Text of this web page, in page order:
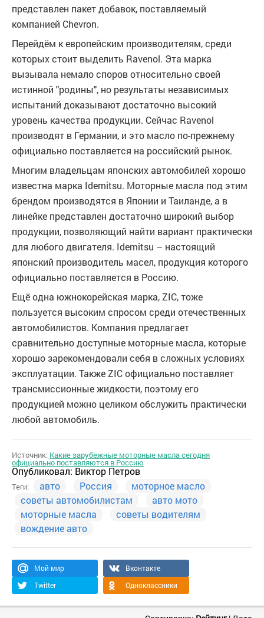
представлен пакет добавок, поставляемый
компанией Chevron.
Перейдём к европейским производителям, среди
которых стоит выделить Ravenol. Эта марка
вызывала немало споров относительно своей
истинной "родины", но результаты независимых
испытаний доказывают достаточно высокий
уровень качества продукции. Сейчас Ravenol
производят в Германии, и это масло по-прежнему
официально поставляется на российский рынок.
Многим владельцам японских автомобилей хорошо
известна марка Idemitsu. Моторные масла под этим
брендом производятся в Японии и Таиланде, а в
линейке представлен достаточно широкий выбор
продукции, позволяющий найти вариант практически
для любого двигателя. Idemitsu – настоящий
японский производитель масел, продукция которого
официально поставляется в Россию.
Ещё одна южнокорейская марка, ZIC, тоже
пользуется высоким спросом среди отечественных
автомобилистов. Компания предлагает
сравнительно доступные моторные масла, которые
хорошо зарекомендовали себя в сложных условиях
эксплуатации. Также ZIC официально поставляет
трансмиссионные жидкости, поэтому его
продукцией можно целиком обслужить практически
любой автомобиль.
Источник: Какие зарубежные моторные масла сегодня
официально поставляются в Россию
Опубликовал:Виктор Петров
Теги: авто Россия
моторное масло
советы автомобилистам
авто мото
моторные масла
советы водителям
вождение авто
Мой мир
Вконтакте
Twitter
Одноклассники